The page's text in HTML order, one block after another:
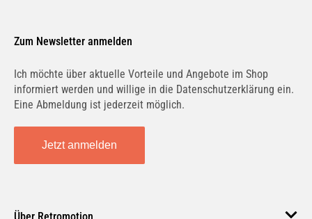
Zum Newsletter anmelden
Ich möchte über aktuelle Vorteile und Angebote im Shop
informiert werden und willige in die Datenschutzerklärung ein.
Eine Abmeldung ist jederzeit möglich.
Jetzt anmelden